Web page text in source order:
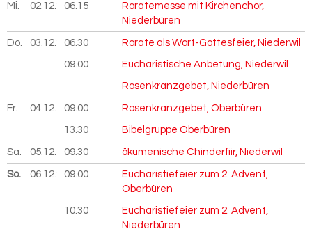
Mi. 02.12. 2026
06.15
Roratemesse mit Kirchenchor,
Niederbüren
Do. 03.12. 2026
06.30 Rorate als Wort-Gottesfeier, Niederwil
09.00 Eucharistische Anbetung, Niederwil
Rosenkranzgebet, Niederbüren
Fr. 04.12. 2026
09.00 Rosenkranzgebet, Oberbüren
13.30 Bibelgruppe Oberbüren
Sa. 05.12. 2026
09.30 ökumenische Chinderfiir, Niederwil
So. 06.12. 2026
09.00
Eucharistiefeier zum 2. Advent,
Oberbüren
10.30
Eucharistiefeier zum 2. Advent,
Niederbüren